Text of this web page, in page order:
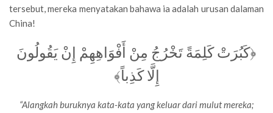
tersebut, mereka menyatakan bahawa ia adalah urusan dalaman
China!
﴿كَبُرَتْ كَلِمَةً تَخْرُجُ مِنْ أَفْوَاهِهِمْ إِنْ يَقُولُونَ
إِلَّا كَذِباً﴾
“Alangkah buruknya kata-kata yang keluar dari mulut mereka;